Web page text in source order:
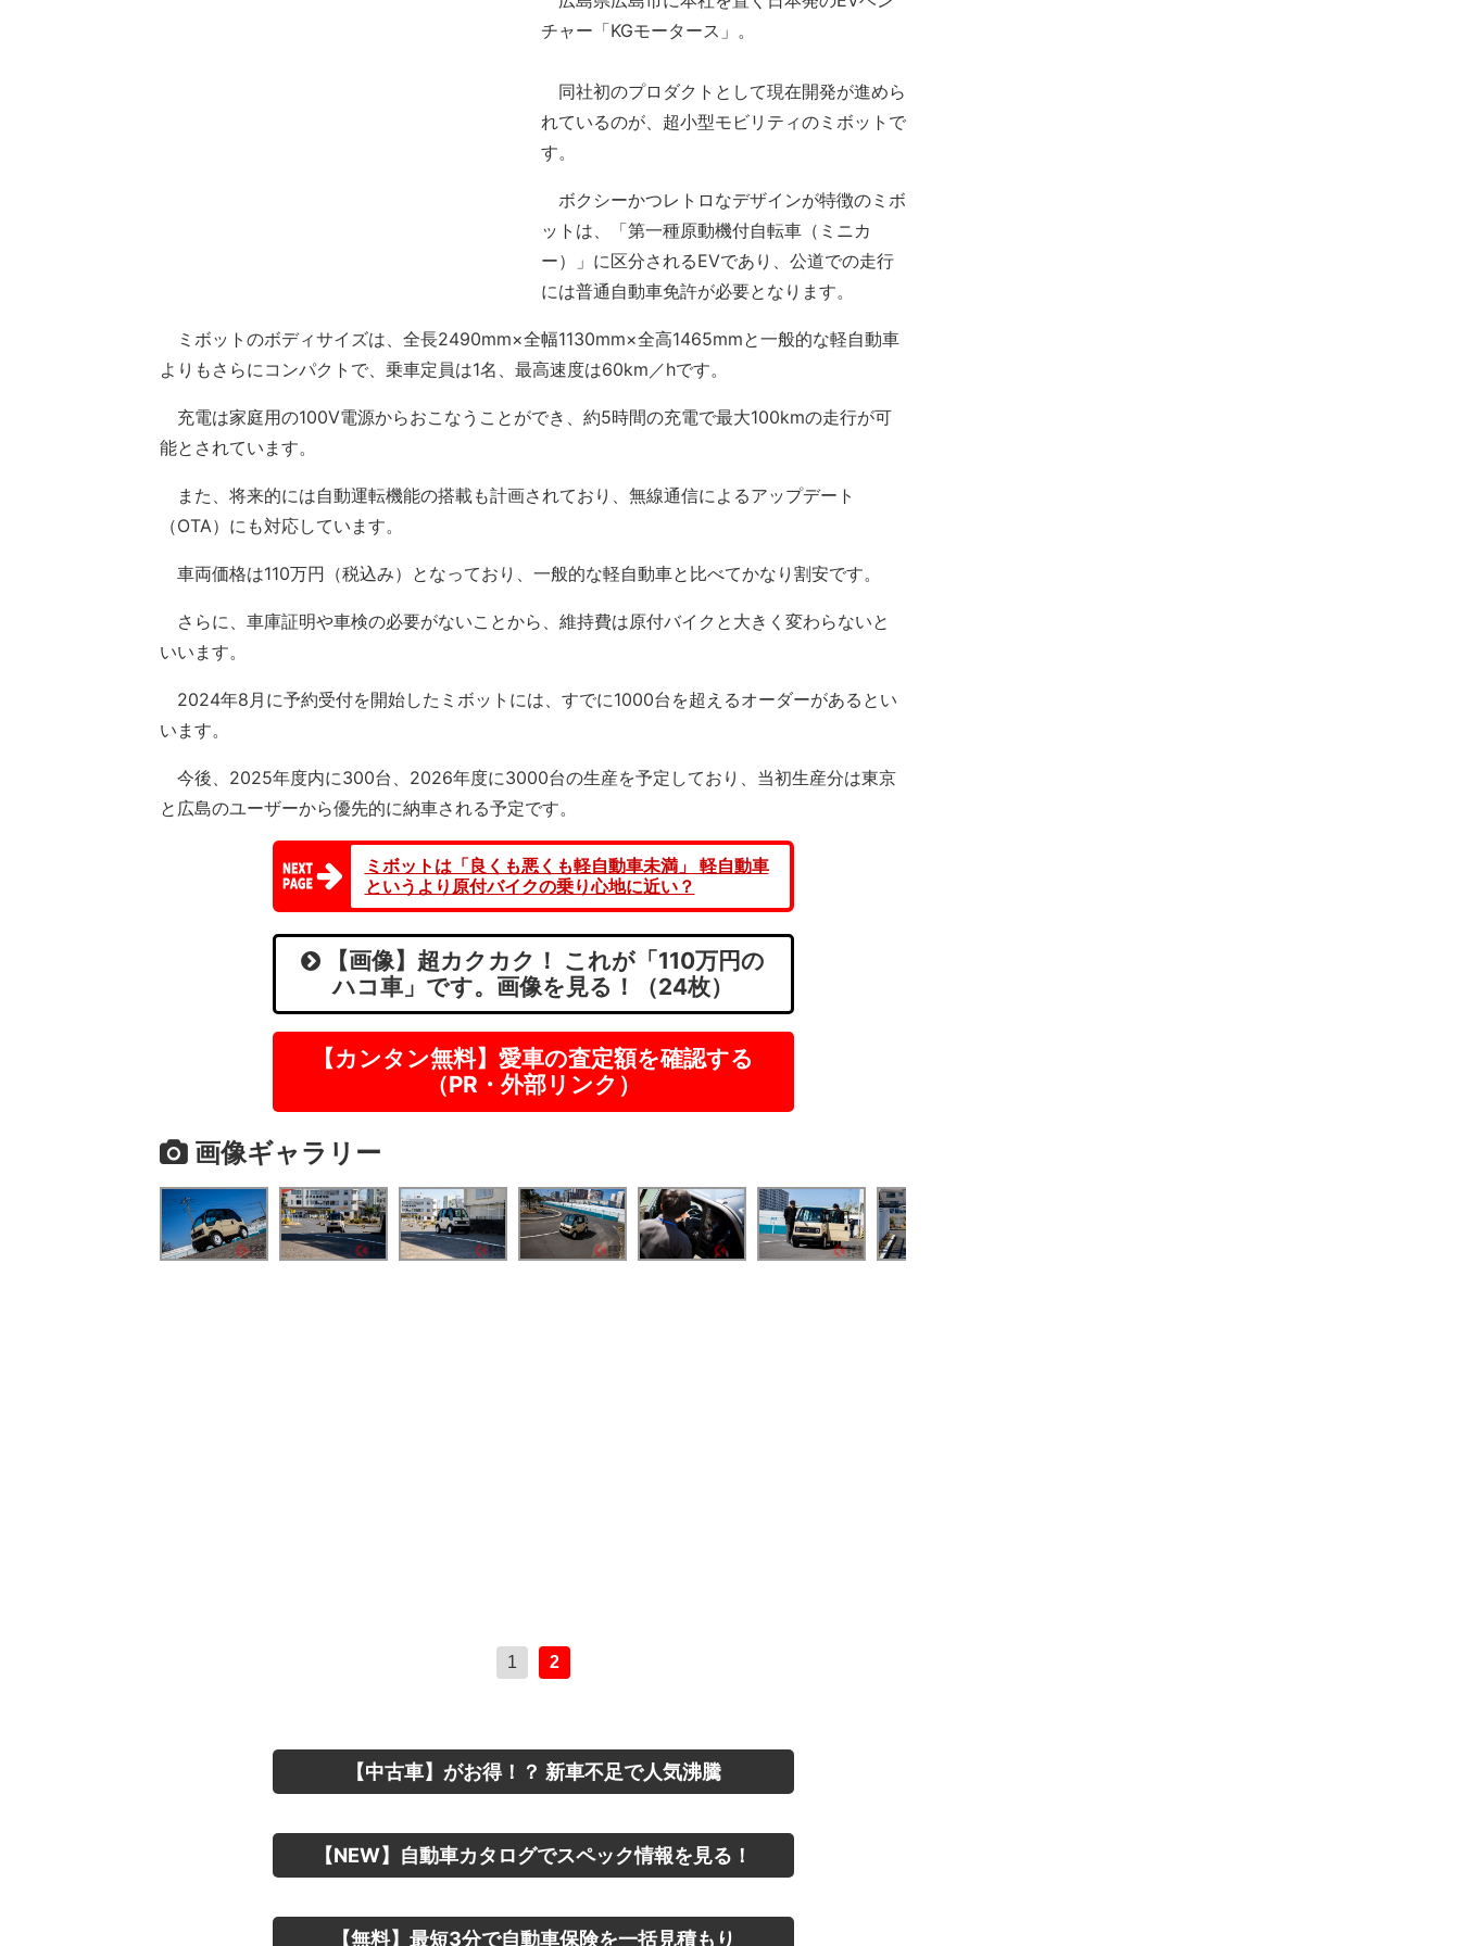
チャー「KGモータース」。
同社初のプロダクトとして現在開発が進めら
れているのが、超小型モビリティのミボットで
す。
ボクシーかつレトロなデザインが特徴のミボ
ットは、「第一種原動機付自転車（ミニカ
ー）」に区分されるEVであり、公道での走行
には普通自動車免許が必要となります。
ミボットのボディサイズは、全長2490mm×全幅1130mm×全高1465mmと一般的な軽自動車
よりもさらにコンパクトで、乗車定員は1名、最高速度は60km／hです。
充電は家庭用の100V電源からおこなうことができ、約5時間の充電で最大100kmの走行が可
能とされています。
また、将来的には自動運転機能の搭載も計画されており、無線通信によるアップデート
（OTA）にも対応しています。
車両価格は110万円（税込み）となっており、一般的な軽自動車と比べてかなり割安です。
さらに、車庫証明や車検の必要がないことから、維持費は原付バイクと大きく変わらないと
いいます。
2024年8月に予約受付を開始したミボットには、すでに1000台を超えるオーダーがあるとい
います。
今後、2025年度内に300台、2026年度に3000台の生産を予定しており、当初生産分は東京
と広島のユーザーから優先的に納車される予定です。
ミボットは「良くも悪くも軽自動車未満」 軽自動車
というより原付バイクの乗り心地に近い？
【画像】超カクカク！ これが「110万円の
ハコ車」です。画像を見る！（24枚）
【カンタン無料】愛車の査定額を確認する
（PR・外部リンク）
画像ギャラリー
1 2
【中古車】がお得！？ 新車不足で人気沸騰
【NEW】自動車カタログでスペック情報を見る！
【無料】最短3分で自動車保険を一括見積もり